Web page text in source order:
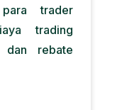
para trader
trading
dan rebate